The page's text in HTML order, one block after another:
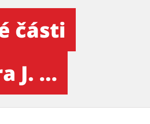
– za účasti
části
J. ...